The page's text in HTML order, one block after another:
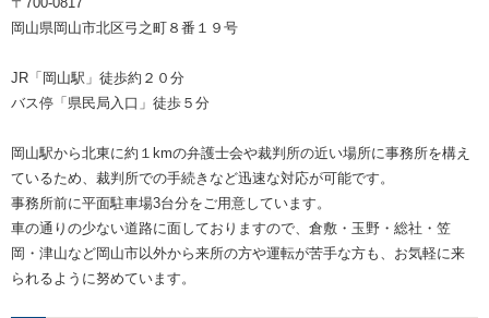
岡山県岡山市北区弓之町８番１９号
JR「岡山駅」徒歩約２０分
バス停「県民局入口」徒歩５分
岡山駅から北東に約１kmの弁護士会や裁判所の近い場所に事務所を構え
ているため、裁判所での手続きなど迅速な対応が可能です。
事務所前に平面駐車場3台分をご用意しています。
車の通りの少ない道路に面しておりますので、倉敷・玉野・総社・笠
岡・津山など岡山市以外から来所の方や運転が苦手な方も、お気軽に来
られるように努めています。